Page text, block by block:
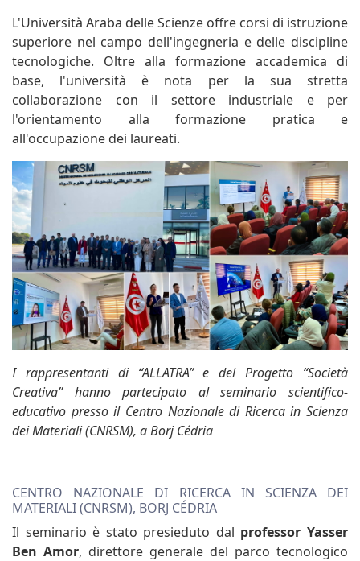
L'Università Araba delle Scienze offre corsi di istruzione
superiore nel campo dell'ingegneria e delle discipline
tecnologiche. Oltre alla formazione accademica di
base, l'università è nota per la sua stretta
collaborazione con il settore industriale e per
l'orientamento alla formazione pratica e
all'occupazione dei laureati.
I rappresentanti di “ALLATRA” e del Progetto “Società
Creativa” hanno partecipato al seminario scientifico-
educativo presso il Centro Nazionale di Ricerca in Scienza
dei Materiali (CNRSM), a Borj Cédria
CENTRO NAZIONALE DI RICERCA IN SCIENZA DEI
MATERIALI (CNRSM), BORJ CÉDRIA
Il seminario è stato presieduto dal professor Yasser
Ben Amor, direttore generale del parco tecnologico